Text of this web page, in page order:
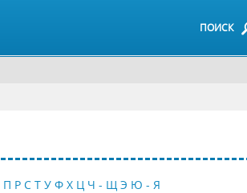
ПОИСК
П Р С Т У Ф Х Ц Ч - Щ Э Ю - Я